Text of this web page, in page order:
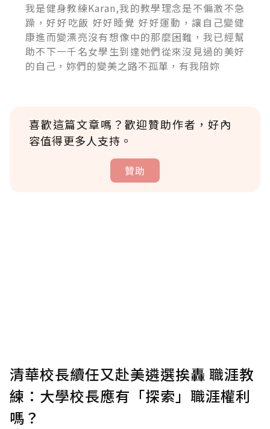
我是健身教練Karan,我的教學理念是不偏激不急
躁，好好吃飯 好好睡覺 好好運動，讓自己變健
康進而變漂亮沒有想像中的那麼困難，我已經幫
助不下一千名女學生到達她們從來沒見過的美好
的自己，妳們的變美之路不孤單，有我陪妳
喜歡這篇文章嗎？歡迎贊助作者，好內
容值得更多人支持。
贊助
確認送出
清華校長續任又赴美遴選挨轟 職涯教
練：大學校長應有「探索」職涯權利
嗎？